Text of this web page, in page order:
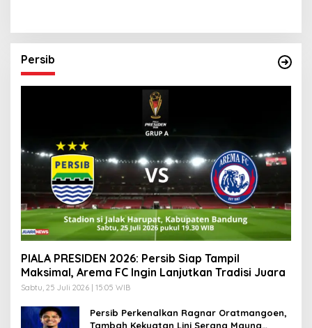
Persib
PIALA PRESIDEN 2026: Persib Siap Tampil
Maksimal, Arema FC Ingin Lanjutkan Tradisi Juara
Sabtu, 25 Juli 2026 | 15:05 WIB
Persib Perkenalkan Ragnar Oratmangoen,
Tambah Kekuatan Lini Serang Maung